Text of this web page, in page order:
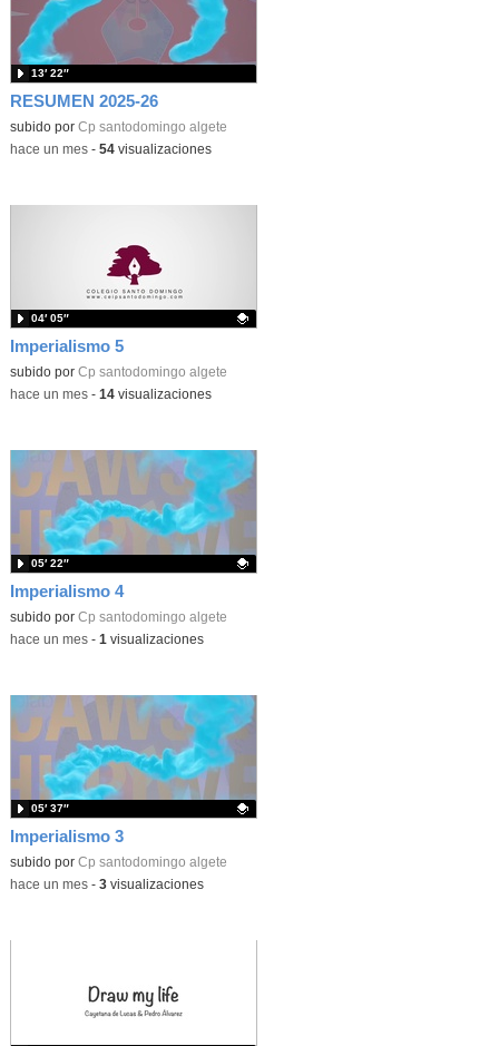
RESUMEN 2025-26
subido por Cp santodomingo algete
13′ 22″
-hace un mes- 54visualizaciones
Imperialismo 5
Contenido educativo.
subido por Cp santodomingo algete
04′ 05″
-hace un mes- 14visualizaciones
Imperialismo 4
Contenido educativo.
subido por Cp santodomingo algete
05′ 22″
-hace un mes- 1 visualizaciones
Imperialismo 3
Contenido educativo.
subido por Cp santodomingo algete
05′ 37″
-hace un mes- 3visualizaciones